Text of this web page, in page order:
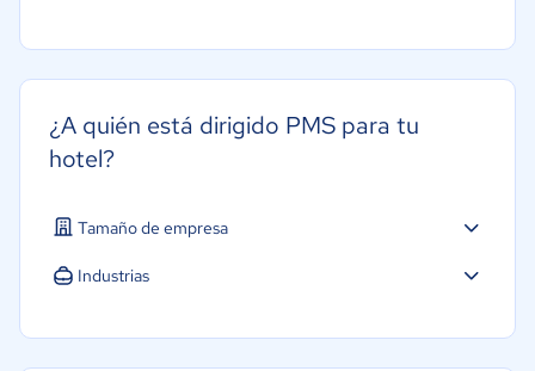
¿A quién está dirigido PMS para tu
hotel?
Tamaño de empresa
Micro: 1 a 9 trabajadores
Industrias